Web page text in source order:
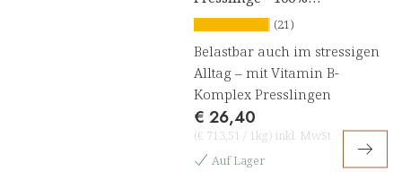
natürlich
(21)
Belastbar auch im stressigen
Alltag – mit Vitamin B-
Komplex Presslingen
€ 26,40
(€ 713,51 / 1kg) inkl. MwSt
Auf Lager